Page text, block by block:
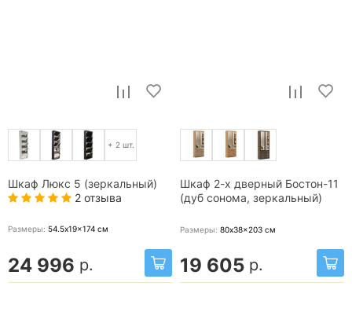
+ 2 шт.
Шкаф Люкс 5 (зеркальный)
2 отзыва
Размеры: 54.5x19x174 см
24 996 р.
Шкаф 2-х дверный Бостон-11
(дуб сонома, зеркальный)
Размеры: 80x38x203 см
19 605 р.